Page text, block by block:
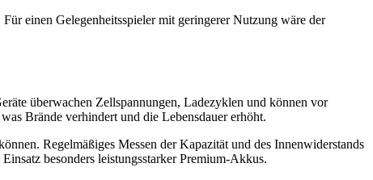
einen Gelegenheitsspieler mit geringerer Nutzung wäre der
überwachen Zellspannungen, Ladezyklen und können vor
Brände verhindert und die Lebensdauer erhöht.
Regelmäßiges Messen der Kapazität und des Innenwiderstands
besonders leistungsstarker Premium-Akkus.